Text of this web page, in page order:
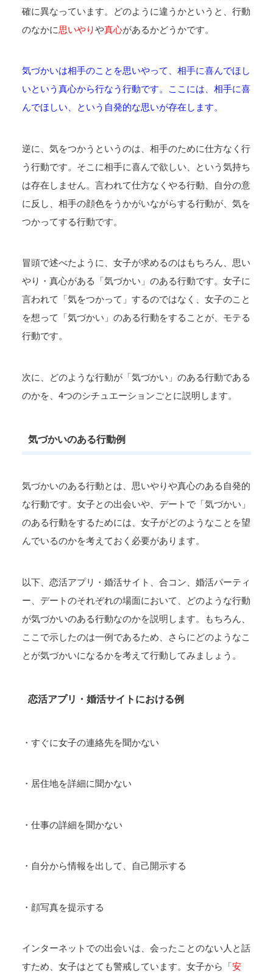
確に異なっています。どのように違うかというと、行動
のなかに思いやりや真心があるかどうかです。
気づかいは相手のことを思いやって、相手に喜んでほし
いという真心から行なう行動です。ここには、相手に喜
んでほしい、という自発的な思いが存在します。
逆に、気をつかうというのは、相手のために仕方なく行
う行動です。そこに相手に喜んで欲しい、という気持ち
は存在しません。言われて仕方なくやる行動、自分の意
に反し、相手の顔色をうかがいながらする行動が、気を
つかってする行動です。
冒頭で述べたように、女子が求めるのはもちろん、思い
やり・真心がある「気づかい」のある行動です。女子に
言われて「気をつかって」するのではなく、女子のこと
を想って「気づかい」のある行動をすることが、モテる
行動です。
次に、どのような行動が「気づかい」のある行動である
のかを、4つのシチュエーションごとに説明します。
気づかいのある行動例
気づかいのある行動とは、思いやりや真心のある自発的
な行動です。女子との出会いや、デートで「気づかい」
のある行動をするためには、女子がどのようなことを望
んでいるのかを考えておく必要があります。
以下、恋活アプリ・婚活サイト、合コン、婚活パーティ
ー、デートのそれぞれの場面において、どのような行動
が気づかいのある行動なのかを説明します。もちろん、
ここで示したのは一例であるため、さらにどのようなこ
とが気づかいになるかを考えて行動してみましょう。
恋活アプリ・婚活サイトにおける例
・すぐに女子の連絡先を聞かない
・居住地を詳細に聞かない
・仕事の詳細を聞かない
・自分から情報を出して、自己開示する
・顔写真を提示する
インターネットでの出会いは、会ったことのない人と話
すため、女子はとても警戒しています。女子から「安